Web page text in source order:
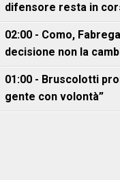
difensore resta in
02:00 - Como,
decisione non la
01:00 - Bruscolotti
gente con volontà”